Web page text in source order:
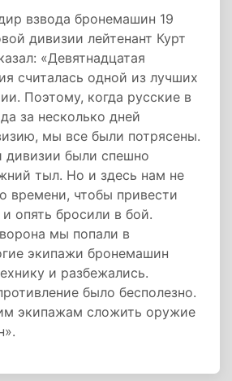
взвода бронемашин 19
дивизии лейтенант Курт
«Девятнадцатая
считалась одной из лучших
Поэтому, когда русские в
за несколько дней
мы все были потрясены.
дивизии были спешно
тыл. Но и здесь нам не
времени, чтобы привести
опять бросили в бой.
мы попали в
экипажи бронемашин
и разбежались.
было бесполезно.
экипажам сложить оружие